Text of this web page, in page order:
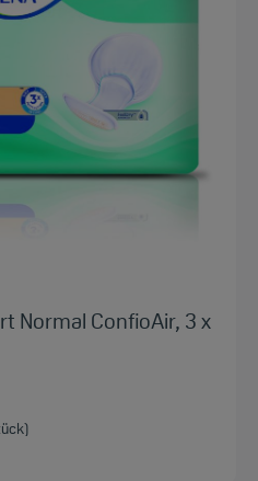
Normal ConfioAir, 3 x